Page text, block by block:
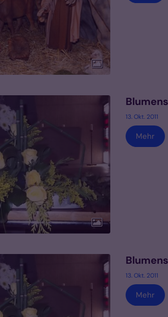
13. Okt. 2011
Mehr
13. Okt. 2011
Mehr